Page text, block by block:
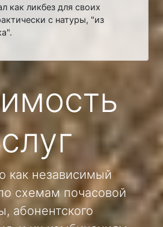
как ликбез для своих
с натуры, "из
как независимый
схемам почасовой
абонентского